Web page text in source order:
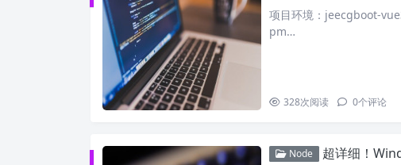
项目环境：jeecgboot-
pm…
328次阅读 0个评论
Node 超详细！